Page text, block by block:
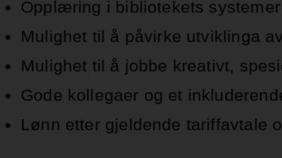
Opplæring i bibliotekets
Mulighet til å påvirke utviklinga
Mulighet til å jobbe kreativt,
Gode kollegaer og et
Lønn etter gjeldende tariffavtale